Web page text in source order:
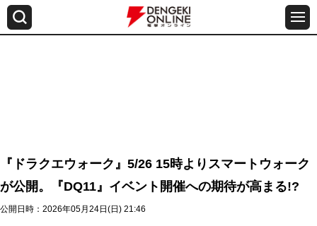
『ドラクエウォーク』5/26 15時よりスマートウォーク
が公開。『DQ11』イベント開催への期待が高まる!?
公開日時：2026年05月24日(日) 21:46